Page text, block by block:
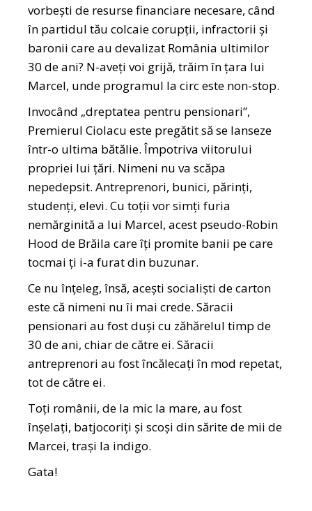
vorbești de resurse financiare necesare, când
în partidul tău colcaie corupții, infractorii și
baronii care au devalizat România ultimilor
30 de ani? N-aveți voi grijă, trăim în țara lui
Marcel, unde programul la circ este non-stop.
Invocând „dreptatea pentru pensionari”,
Premierul Ciolacu este pregătit să se lanseze
într-o ultima bătălie. Împotriva viitorului
propriei lui țări. Nimeni nu va scăpa
nepedepsit. Antreprenori, bunici, părinți,
studenți, elevi. Cu toții vor simți furia
nemărginită a lui Marcel, acest pseudo-Robin
Hood de Brăila care îți promite banii pe care
tocmai ți i-a furat din buzunar.
Ce nu înțeleg, însă, acești socialiști de carton
este că nimeni nu îi mai crede. Săracii
pensionari au fost duși cu zăhărelul timp de
30 de ani, chiar de către ei. Săracii
antreprenori au fost încălecați în mod repetat,
tot de către ei.
Toți românii, de la mic la mare, au fost
înșelați, batjocoriți și scoși din sărite de mii de
Marcei, trași la indigo.
Gata!